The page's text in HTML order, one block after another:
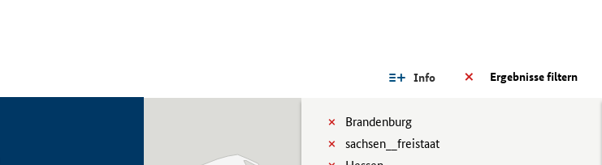
Ergebnisse filtern
Info
Brandenburg
sachsen__freistaat